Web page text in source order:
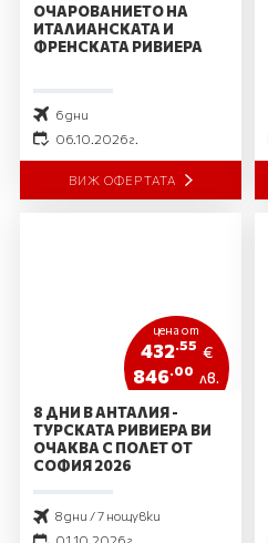
ОЧАРОВАНИЕТО НА
ИТАЛИАНСКАТА И
ФРЕНСКАТА РИВИЕРА
6 дни
06.10.2026 г.
ВИЖ ОФЕРТАТА
цена от
432.55 €
846.00 лв.
8 ДНИ В АНТАЛИЯ -
ТУРСКАТА РИВИЕРА ВИ
ОЧАКВА С ПОЛЕТ ОТ
СОФИЯ 2026
8 дни / 7 нощувки